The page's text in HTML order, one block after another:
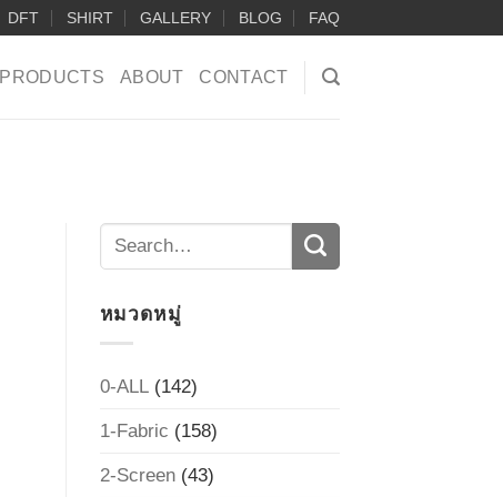
DFT SHIRT GALLERY BLOG FAQ
PRODUCTS ABOUT CONTACT
หมวดหมู่
0-ALL(142)
1-Fabric (158)
2-Screen(43)